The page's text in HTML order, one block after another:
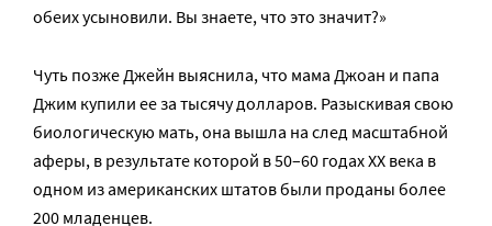
обеих усыновили. Вы знаете, что это значит?»
Чуть позже Джейн выяснила, что мама Джоан и папа
Джим купили ее за тысячу долларов. Разыскивая свою
биологическую мать, она вышла на след масштабной
аферы, в результате которой в 50–60 годах XX века в
одном из американских штатов были проданы более
200 младенцев.